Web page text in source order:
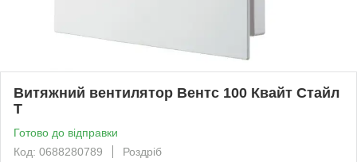
Витяжний вентилятор Вентс 100 Квайт Стайл
Т
Готово до відправки
Код: 0688280789
Роздріб